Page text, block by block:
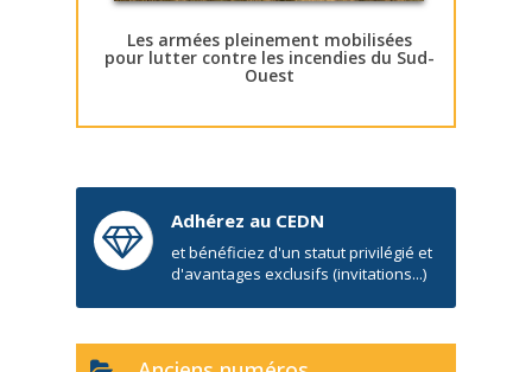
Les armées pleinement mobilisées
pour lutter contre les incendies du Sud-
Ouest
Adhérez au CEDN
et bénéficiez d'un statut privilégié et
d'avantages exclusifs (invitations...)